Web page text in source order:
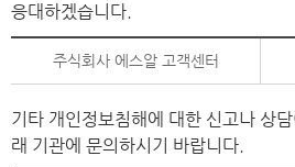
응대하겠습니다.
주식회사 에스알 고객센터
기타 개인정보침해에 대한 신고나 상
래 기관에 문의하시기 바랍니다.